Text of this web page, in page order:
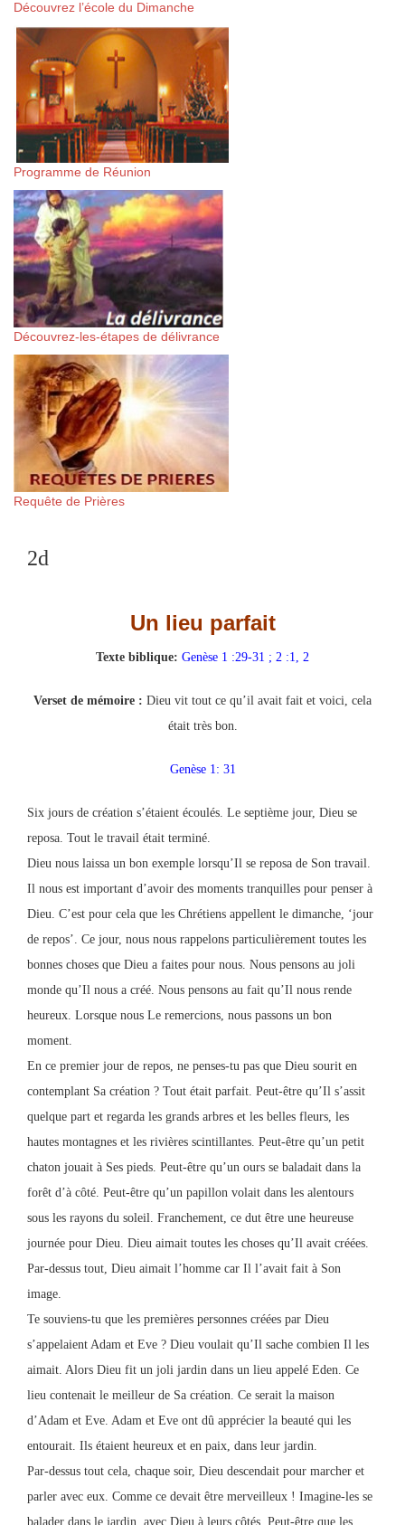
Découvrez l’école du Dimanche
Programme de Réunion
Découvrez-les-étapes de délivrance
Requête de Prières
2d
Un lieu parfait
Texte biblique: Genèse 1 :29-31 ; 2 :1, 2
Verset de mémoire : Dieu vit tout ce qu’il avait fait et voici, cela
était très bon.
Genèse 1: 31
Six jours de création s’étaient écoulés. Le septième jour, Dieu se
reposa. Tout le travail était terminé.
Dieu nous laissa un bon exemple lorsqu’Il se reposa de Son travail.
Il nous est important d’avoir des moments tranquilles pour penser à
Dieu. C’est pour cela que les Chrétiens appellent le dimanche, ‘jour
de repos’. Ce jour, nous nous rappelons particulièrement toutes les
bonnes choses que Dieu a faites pour nous. Nous pensons au joli
monde qu’Il nous a créé. Nous pensons au fait qu’Il nous rende
heureux. Lorsque nous Le remercions, nous passons un bon
moment.
En ce premier jour de repos, ne penses-tu pas que Dieu sourit en
contemplant Sa création ? Tout était parfait. Peut-être qu’Il s’assit
quelque part et regarda les grands arbres et les belles fleurs, les
hautes montagnes et les rivières scintillantes. Peut-être qu’un petit
chaton jouait à Ses pieds. Peut-être qu’un ours se baladait dans la
forêt d’à côté. Peut-être qu’un papillon volait dans les alentours
sous les rayons du soleil. Franchement, ce dut être une heureuse
journée pour Dieu. Dieu aimait toutes les choses qu’Il avait créées.
Par-dessus tout, Dieu aimait l’homme car Il l’avait fait à Son
image.
Te souviens-tu que les premières personnes créées par Dieu
s’appelaient Adam et Eve ? Dieu voulait qu’Il sache combien Il les
aimait. Alors Dieu fit un joli jardin dans un lieu appelé Eden. Ce
lieu contenait le meilleur de Sa création. Ce serait la maison
d’Adam et Eve. Adam et Eve ont dû apprécier la beauté qui les
entourait. Ils étaient heureux et en paix, dans leur jardin.
Par-dessus tout cela, chaque soir, Dieu descendait pour marcher et
parler avec eux. Comme ce devait être merveilleux ! Imagine-les se
balader dans le jardin, avec Dieu à leurs côtés. Peut-être que les